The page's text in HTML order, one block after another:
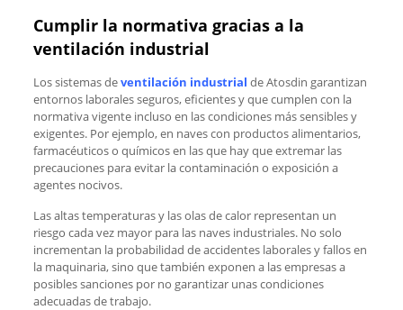
Cumplir la normativa gracias a la
ventilación industrial
Los sistemas deventilación industrial de Atosdin garantizan
entornos laborales seguros, eficientes y que cumplen con la
normativa vigente incluso en las condiciones más sensibles y
exigentes. Por ejemplo, en naves con productos alimentarios,
farmacéuticos o químicos en las que hay que extremar las
precauciones para evitar la contaminación o exposición a
agentes nocivos.
Las altas temperaturas y las olas de calor representan un
riesgo cada vez mayor para las naves industriales. No solo
incrementan la probabilidad de accidentes laborales y fallos en
la maquinaria, sino que también exponen a las empresas a
posibles sanciones por no garantizar unas condiciones
adecuadas de trabajo.